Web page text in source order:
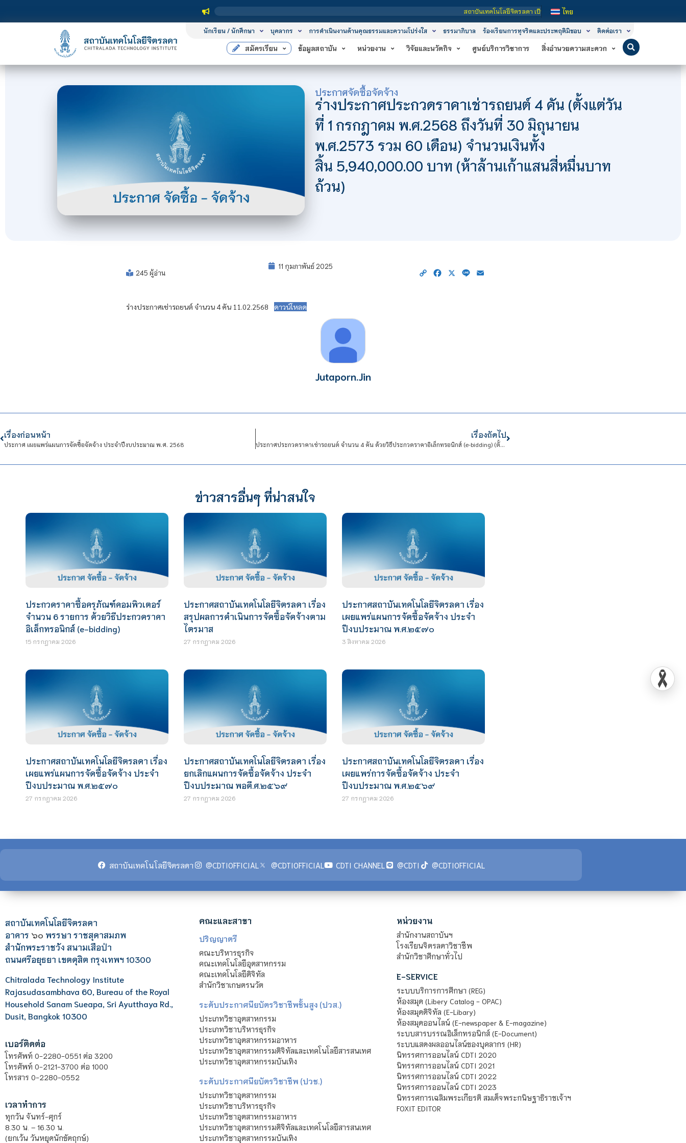
สถาบันเทคโนโลยีจิตรลดา เป็นสถาบันอุดมศึกษาในกำกับของรัฐ เปิดหลักสูตรการเรียนก
ไทย
นักเรียน / นักศึกษา บุคลากร การดำเนินงานด้านคุณธรรมและความโปร่งใส ธรรมาภิบาล ร้องเรียนการทุจริตและประพฤติมิชอบ ติดต่อเรา
สมัครเรียน ข้อมูลสถาบัน หน่วยงาน วิจัยและนวัตกิจ ศูนย์บริการวิชาการ สิ่งอำนวยความสะดวก
ประกาศจัดซื้อจัดจ้าง
ร่างประกาศประกวดราคาเช่ารถยนต์ 4 คัน (ตั้งแต่วัน
ที่ 1 กรกฎาคม พ.ศ.2568 ถึงวันที่ 30 มิถุนายน
พ.ศ.2573 รวม 60 เดือน) จำนวนเงินทั้ง
สิ้น 5,940,000.00 บาท (ห้าล้านเก้าแสนสี่หมื่นบาท
ถ้วน)
245 ผู้อ่าน
11 กุมภาพันธ์ 2025
Copy Facebook
X Line
ร่างประกาศเช่ารถยนต์ จำนวน 4 คัน 11.02.2568 ดาวน์โหลด
Jutaporn.Jin
เรื่องก่อนหน้า
ประกาศ เผยแพร่แผนการจัดซื้อจัดจ้าง ประจําปีงบประมาณ พ.ศ. 2568
เรื่องถัดไป
ประกาศประกวดราคาเช่ารถยนต์ จำนวน 4 คัน ด้วยวิธีประกวดราคาอิเล็กทรอนิกส์ (e-bidding) (ตั้งแต่วันที่ 1 กรกฎาคม พ.ศ.2568 ถึงวันที่ 30 มิถุนายน พ.ศ.2573 รวม 60 เดือน) เป็นเงินทั้งสิ้น 5,940,000.00 บาท (ห้าล้านเก้าแสนสี่หมื่นบาทถ้วน)
ข่าวสารอื่นๆ ที่น่าสนใจ
ประกวดราคาซื้อครุภัณฑ์คอมพิวเตอร์
จำนวน 6 รายการ ด้วยวิธีประกวดราคา
อิเล็กทรอนิกส์ (e-bidding)
15 กรกฎาคม 2026
ประกาศสถาบันเทคโนโลยีจิตรลดา เรื่อง
สรุปผลการดำเนินการจัดซื้อจัดจ้างตาม
ไตรมาส
27 กรกฎาคม 2026
ประกาศสถาบันเทคโนโลยีจิตรลดา เรื่อง
เผยแพร่แผนการจัดซื้อจัดจ้าง ประจำ
ปีงบประมาณ พ.ศ.๒๕๗๐
3 สิงหาคม 2026
ประกาศสถาบันเทคโนโลยีจิตรลดา เรื่อง
เผยแพร่แผนการจัดซื้อจัดจ้าง ประจำ
ปีงบประมาณ พ.ศ.๒๕๗๐
27 กรกฎาคม 2026
ประกาศสถาบันเทคโนโลยีจิตรลดา เรื่อง
ยกเลิกแผนการจัดซื้อจัดจ้าง ประจำ
ปีงบประมาณ พอดี.ศ.๒๕๖๙
27 กรกฎาคม 2026
ประกาศสถาบันเทคโนโลยีจิตรลดา เรื่อง
เผยแพร่การจัดซื้อจัดจ้าง ประจำ
ปีงบประมาณ พ.ศ.๒๕๖๙
27 กรกฎาคม 2026
สถาบันเทคโนโลยีจิตรลดา @CDTIOFFICIAL @CDTIOFFICIAL CDTI CHANNEL @CDTI @CDTIOFFICIAL
สถาบันเทคโนโลยีจิตรลดา
อาคาร ๖๐ พรรษา ราชสุดาสมภพ
สำนักพระราชวัง สนามเสือป่า
ถนนศรีอยุธยา เขตดุสิต กรุงเทพฯ 10300
Chitralada Technology Institute
Rajasudasambhava 60, Bureau of the Royal
Household Sanam Sueapa, Sri Ayutthaya Rd.,
Dusit, Bangkok 10300
เบอร์ติดต่อ
โทรศัพท์ 0-2280-0551 ต่อ 3200
โทรศัพท์ 0-2121-3700 ต่อ 1000
โทรสาร 0-2280-0552
เวลาทำการ
ทุกวัน จันทร์-ศุกร์
8.30 น. – 16.30 น.
(ยกเว้น วันหยุดนักขัตฤกษ์)
คณะและสาขา
ปริญญาตรี
คณะบริหารธุรกิจ
คณะเทคโนโลยีอุตสาหกรรม
คณะเทคโนโลยีดิจิทัล
สำนักวิชาเกษตรนวัต
ระดับประกาศนียบัตรวิชาชีพชั้นสูง (ปวส.)
ประเภทวิชาอุตสาหกรรม
ประเภทวิชาบริหารธุรกิจ
ประเภทวิชาอุตสาหกรรมอาหาร
ประเภทวิชาอุตสาหกรรมดิจิทัลและเทคโนโลยีสารสนเทศ
ประเภทวิชาอุตสาหกรรมบันเทิง
ระดับประกาศนียบัตรวิชาชีพ (ปวช.)
ประเภทวิชาอุตสาหกรรม
ประเภทวิชาบริหารธุรกิจ
ประเภทวิชาอุตสาหกรรมอาหาร
ประเภทวิชาอุตสาหกรรมดิจิทัลและเทคโนโลยีสารสนเทศ
ประเภทวิชาอุตสาหกรรมบันเทิง
หน่วยงาน
สำนักงานสถาบันฯ
โรงเรียนจิตรลดาวิชาชีพ
สำนักวิชาศึกษาทั่วไป
E-SERVICE
ระบบบริการการศึกษา (REG)
ห้องสมุด (Libery Catalog - OPAC)
ห้องสมุดดิจิทัล (E-Libary)
ห้องสมุดออนไลน์ (E-newspaper & E-magazine)
ระบบสารบรรณอิเล็กทรอนิกส์ (E-Document)
ระบบแสดงผลออนไลน์ของบุคลากร (HR)
นิทรรศการออนไลน์ CDTI 2020
นิทรรศการออนไลน์ CDTI 2021
นิทรรศการออนไลน์ CDTI 2022
นิทรรศการออนไลน์ CDTI 2023
นิทรรศการเฉลิมพระเกียรติ สมเด็จพระกนิษฐาธิราชเจ้าฯ
FOXIT EDITOR